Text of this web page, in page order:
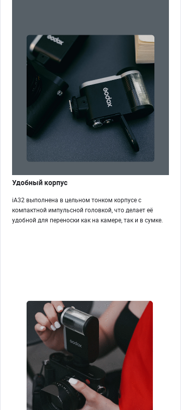
Удобный корпус
iA32 выполнена в цельном тонком корпусе с
компактной импульсной головкой, что делает её
удобной для переноски как на камере, так и в сумке.